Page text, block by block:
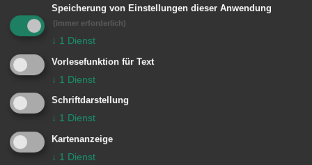
Umrüstung der alten
Quecksilberdampfleuchten auf
moderne LED-Technik im gesamten
Stadtgebiet
Bereits seit sieben Jahren sind jährlich
Speicherung von Einstellungen dieser Anwendung
(immer erforderlich)
↓ 1 Dienst
Vorlesefunktion für Text
↓ 1 Dienst
Schriftdarstellung
↓ 1 Dienst
Kartenanzeige
↓ 1 Dienst